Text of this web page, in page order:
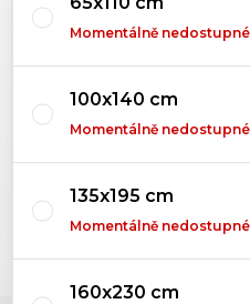
Momentálně nedostupné
100x140 cm
Momentálně nedostupné
135x195 cm
Momentálně nedostupné
160x230 cm